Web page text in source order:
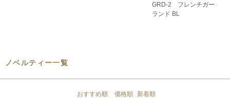
GRD-2 フレンチガー
ランド BL
ノベルティー一覧
おすすめ順 価格順 新着順